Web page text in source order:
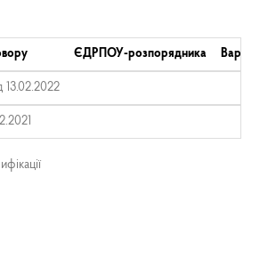
ЄДРПОУ-розпорядника
13.02.2022